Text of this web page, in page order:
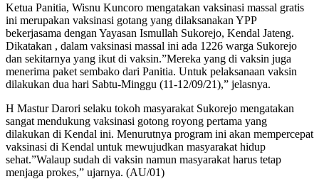
Ketua Panitia, Wisnu Kuncoro mengatakan vaksinasi massal gratis
ini merupakan vaksinasi gotang yang dilaksanakan YPP
bekerjasama dengan Yayasan Ismullah Sukorejo, Kendal Jateng.
Dikatakan , dalam vaksinasi massal ini ada 1226 warga Sukorejo
dan sekitarnya yang ikut di vaksin.”Mereka yang di vaksin juga
menerima paket sembako dari Panitia. Untuk pelaksanaan vaksin
dilakukan dua hari Sabtu-Minggu (11-12/09/21),” jelasnya.
H Mastur Darori selaku tokoh masyarakat Sukorejo mengatakan
sangat mendukung vaksinasi gotong royong pertama yang
dilakukan di Kendal ini. Menurutnya program ini akan mempercepat
vaksinasi di Kendal untuk mewujudkan masyarakat hidup
sehat.”Walaup sudah di vaksin namun masyarakat harus tetap
menjaga prokes,” ujarnya. (AU/01)